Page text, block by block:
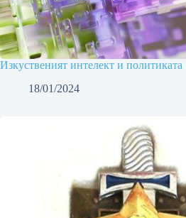
Изкуственият интелект и политиката
18/01/2024